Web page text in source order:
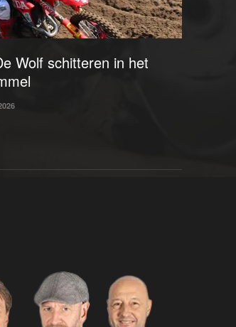
Wolf schitteren in het